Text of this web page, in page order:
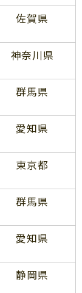
佐賀県
神奈川県
群馬県
愛知県
東京都
群馬県
愛知県
静岡県